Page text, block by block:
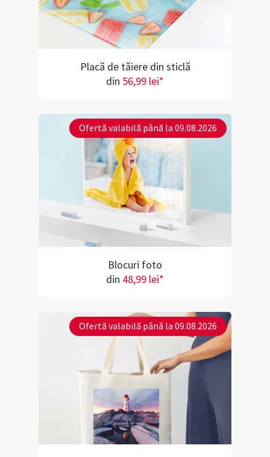
Placă de tăiere din sticlă
din 56,99 lei*
Ofertă valabilă până la 09.08.2026
Blocuri foto
din 48,99 lei*
Ofertă valabilă până la 09.08.2026